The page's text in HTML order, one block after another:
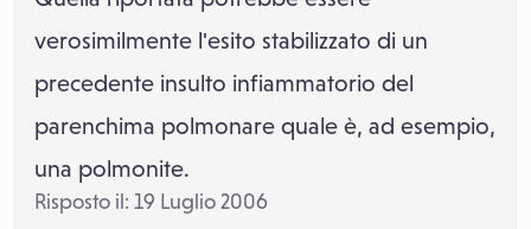
verosimilmente l'esito stabilizzato di un
precedente insulto infiammatorio del
parenchima polmonare quale è, ad esempio,
una polmonite.
Risposto il: 19 Luglio 2006